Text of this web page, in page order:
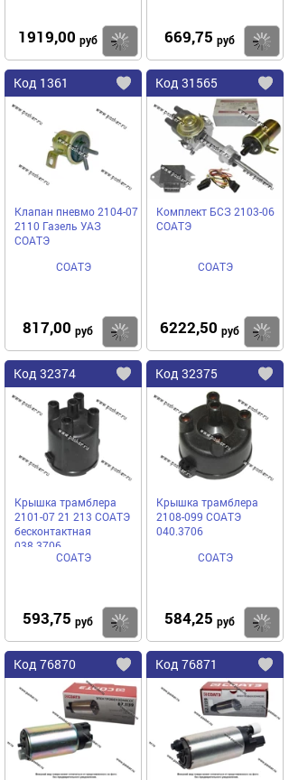
1919,00 руб Купить
669,75 руб
Код 1361
Добавить
избранное
Клапан пневмо 2104-07
2110 Газель УАЗ
СОАТЭ
СОАТЭ
817,00 руб Купить
Код 31565
Комплект БСЗ 2103-06
СОАТЭ
СОАТЭ
6222,50 руб
Код 32374
Добавить
избранное
Крышка трамблера
2101-07 21 213 СОАТЭ
бесконтактная
038.3706
СОАТЭ
593,75 руб Купить
Код 32375
Крышка трамблера
2108-099 СОАТЭ
040.3706
СОАТЭ
584,25 руб
Код 76870
Добавить
в
избранное
Код 76871